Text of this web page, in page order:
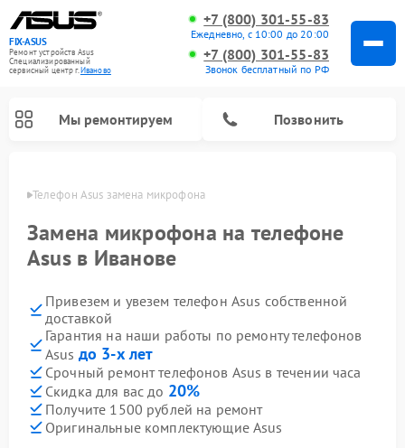
FIX-ASUS
Ремонт устройств Asus
Специализированный
cервисный центр г.Иваново
+7 (800) 301-55-83
Ежедневно, с 10:00 до 20:00
+7 (800) 301-55-83
Звонок бесплатный по РФ
Мы ремонтируем Позвонить
Телефон Asus замена микрофона
Замена микрофона на телефоне
Asus в Иванове
Привезем и увезем телефон Asus собственной
доставкой
Гарантия на наши работы по ремонту телефонов
Asus до 3-х лет
Срочный ремонт телефонов Asus в течении часа
Скидка для вас до 20%
Получите 1500 рублей на ремонт
Оригинальные комплектующие Asus